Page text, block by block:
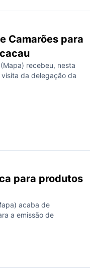
Camarões para
recebeu, nesta
da delegação da
para produtos
acaba de
a emissão de